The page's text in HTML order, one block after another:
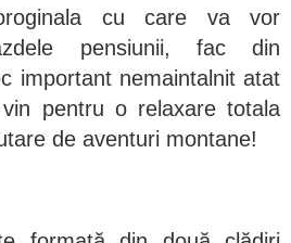
cu care va vor
pensiunii, fac din
important nemaintalnit atat
pentru o relaxare totala
de aventuri montane!